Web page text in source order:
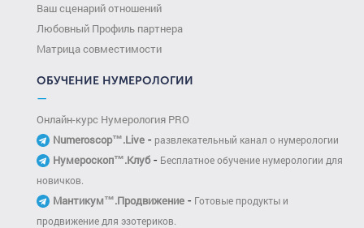
Ваш сценарий отношений
Любовный Профиль партнера
Матрица совместимости
ОБУЧЕНИЕ НУМЕРОЛОГИИ
—
Онлайн-курс Нумерология PRO
Numeroscop™.Live - развлекательный канал о нумерологии
Нумероскоп™.Клуб- Бесплатное обучение нумерологии для
новичков.
Мантикум™.Продвижение - Готовые продукты и
продвижение для эзотериков.